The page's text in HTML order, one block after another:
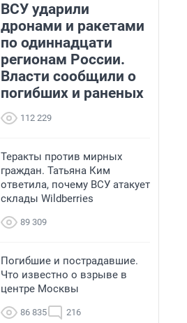
ВСУ ударили
дронами и ракетами
по одиннадцати
регионам России.
Власти сообщили о
погибших и раненых
112 229
Теракты против мирных
граждан. Татьяна Ким
ответила, почему ВСУ атакует
склады Wildberries
89 309
Погибшие и пострадавшие.
Что известно о взрыве в
центре Москвы
86 835 216